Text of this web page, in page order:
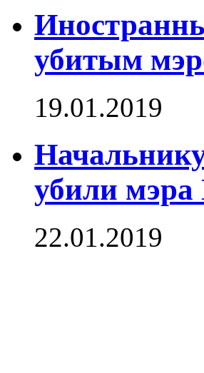
убитым
19.01.2019
убили мэра
22.01.2019